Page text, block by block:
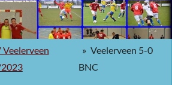
Veelerveen
» Veelerveen 5-0
BNC